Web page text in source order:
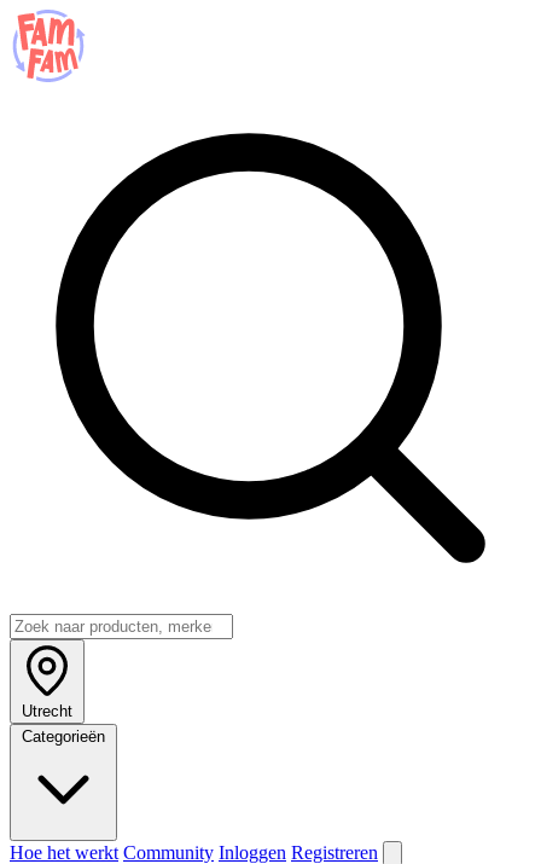
Utrecht
Categorieën
Hoe het werkt Community Inloggen Registreren